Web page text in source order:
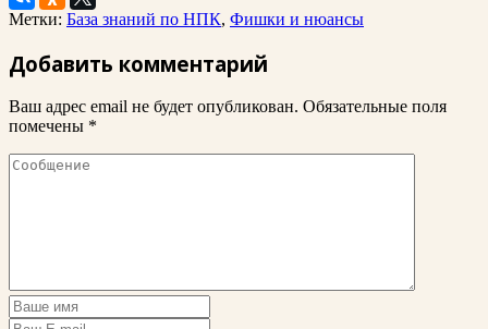
Метки: База знаний по НПК, Фишки и нюансы
Добавить комментарий
Ваш адрес email не будет опубликован. Обязательные поля
помечены *